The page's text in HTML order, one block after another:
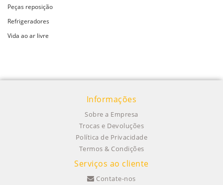
Peças reposição
Refrigeradores
Vida ao ar livre
Informações
Sobre a Empresa
Trocas e Devoluções
Política de Privacidade
Termos & Condições
Serviços ao cliente
Contate-nos